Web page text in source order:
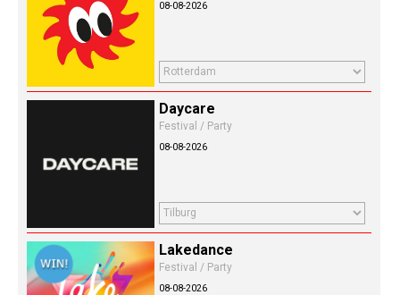
08-08-2026
Daycare
Festival / Party
08-08-2026
Lakedance
Festival / Party
08-08-2026